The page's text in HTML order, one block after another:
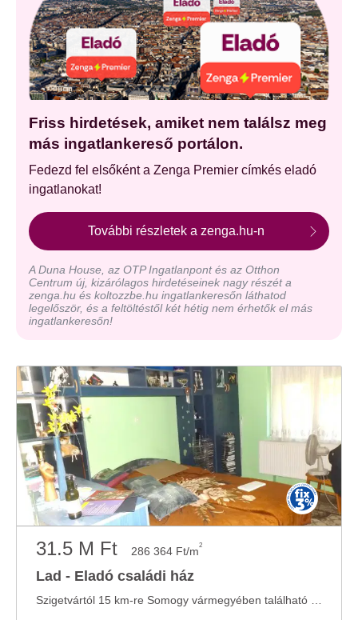
Friss hirdetések, amiket nem találsz meg
más ingatlankereső portálon.
Fedezd fel elsőként a Zenga Premier címkés eladó
ingatlanokat!
További részletek a zenga.hu-n
A Duna House, az OTP Ingatlanpont és az Otthon
Centrum új, kizárólagos hirdetéseinek nagy részét a
zenga.hu és koltozzbe.hu ingatlankeresőn láthatod
legelőször, és a feltöltéstől két hétig nem érhetők el más
ingatlankeresőn!
31.5 M Ft 286 364 Ft/m2
Lad - Eladó családi ház